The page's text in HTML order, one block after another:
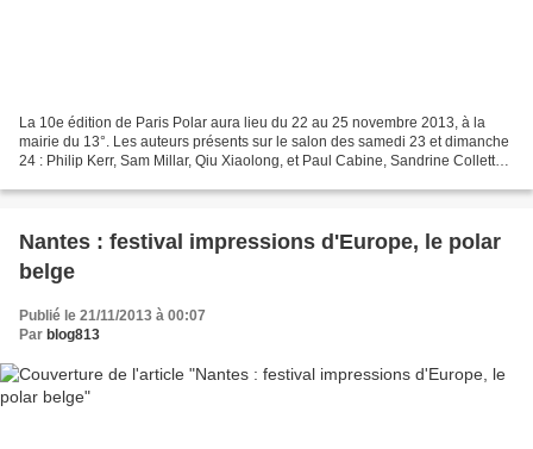
La 10e édition de Paris Polar aura lieu du 22 au 25 novembre 2013, à la
mairie du 13°. Les auteurs présents sur le salon des samedi 23 et dimanche
24 : Philip Kerr, Sam Millar, Qiu Xiaolong, et Paul Cabine, Sandrine Collette,
Nantes : festival impressions d'Europe, le polar
belge
Publié le 21/11/2013 à 00:07
Par blog813